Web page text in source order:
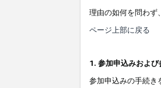
理由の如何を問わず
ページ上部に戻る
1. 参加申込みおよび
参加申込みの手続き